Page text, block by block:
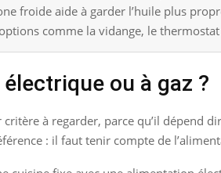
froide aide à garder l’huile plus
comme la vidange, le
ou à gaz ?
critère à regarder, parce qu’il dépend
: il faut tenir compte de